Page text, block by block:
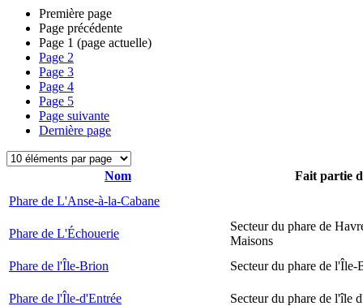
Première page
Page précédente
Page 1 (page actuelle)
Page 2
Page 3
Page 4
Page 5
Page suivante
Dernière page
Nom
Fait partie
Phare de L'Anse-à-la-Cabane
Phare de L'Échouerie
Secteur du phare de
Maisons
Phare de l'Île-Brion
Secteur du phare de l'Île-
Phare de l'Île-d'Entrée Secteur du phare de l'île